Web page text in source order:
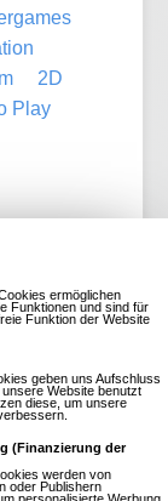
2D
Play
Farm
ermöglichen
Funktionen und sind für
Funktion der Website
geben uns Aufschluss
Website benutzt
diese, um unsere
(Finanzierung der
werden von
oder Publishern